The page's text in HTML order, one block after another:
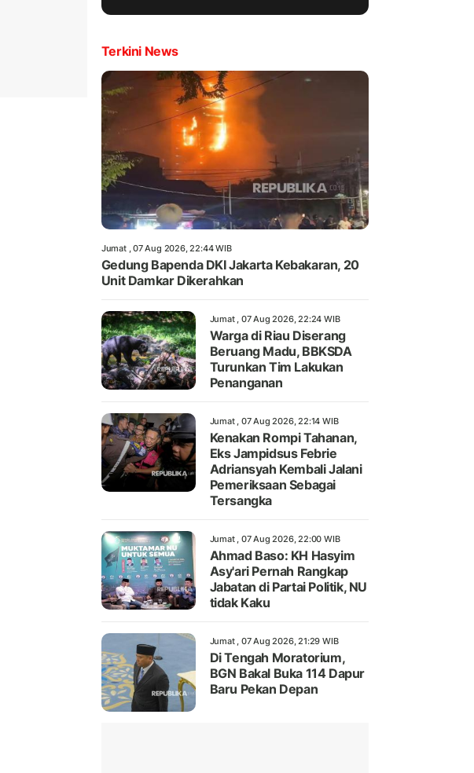
Terkini News
Jumat , 07 Aug 2026, 22:44 WIB
Gedung Bapenda DKI Jakarta Kebakaran, 20
Unit Damkar Dikerahkan
Jumat , 07 Aug 2026, 22:24 WIB
Warga di Riau Diserang
Beruang Madu, BBKSDA
Turunkan Tim Lakukan
Penanganan
Jumat , 07 Aug 2026, 22:14 WIB
Kenakan Rompi Tahanan,
Eks Jampidsus Febrie
Adriansyah Kembali Jalani
Pemeriksaan Sebagai
Tersangka
Jumat , 07 Aug 2026, 22:00 WIB
Ahmad Baso: KH Hasyim
Asy'ari Pernah Rangkap
Jabatan di Partai Politik, NU
tidak Kaku
Jumat , 07 Aug 2026, 21:29 WIB
Di Tengah Moratorium,
BGN Bakal Buka 114 Dapur
Baru Pekan Depan